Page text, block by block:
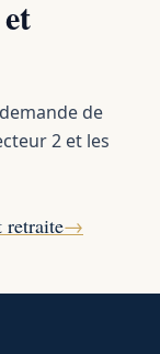
de
2 et les
retraite→